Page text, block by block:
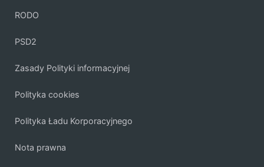
RODO
PSD2
Zasady Polityki informacyjnej
Polityka cookies
Polityka Ładu Korporacyjnego
Nota prawna